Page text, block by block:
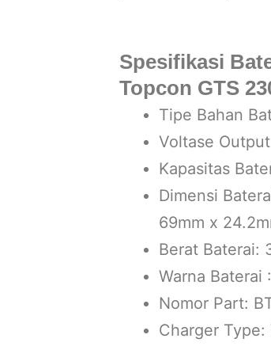
Spesifikasi
Topcon GTS
Tipe Bahan
Voltase
Kapasitas
Dimensi
69mm x
Berat Baterai:
Warna Baterai
Nomor Part:
Charger Type: